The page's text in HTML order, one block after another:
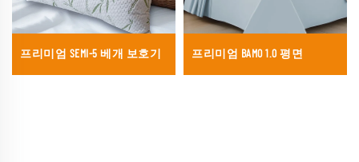
프리미엄 SEMI-5 베개 보호기 프리미엄 BAMO 1.0 평면